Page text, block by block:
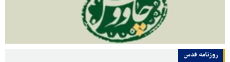
روزنامه قدس